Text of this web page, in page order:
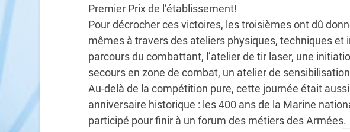
Premier Prix de l’établissement!
Pour décrocher ces victoires, les troisièmes ont dû
mêmes à travers des ateliers physiques, techniques et
parcours du combattant, l’atelier de tir laser, une
secours en zone de combat, un atelier de
Au-delà de la compétition pure, cette journée était
anniversaire historique : les 400 ans de la Marine
participé pour finir à un forum des métiers des Armées.